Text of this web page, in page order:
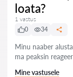
loata?
1 vastus
0
34
Minu naaber
ma peaksin
Mine vastusele